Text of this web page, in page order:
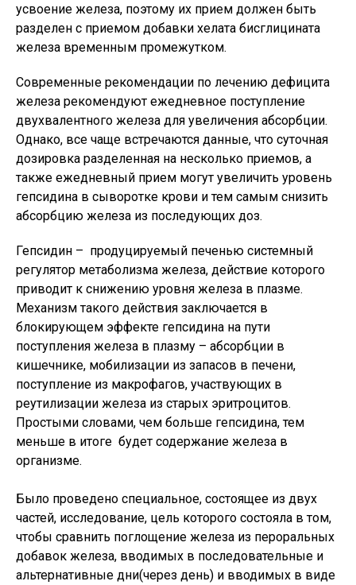
усвоение железа, поэтому их прием должен быть
разделен с приемом добавки хелата бисглицината
железа временным промежутком.
Современные рекомендации по лечению дефицита
железа рекомендуют ежедневное поступление
двухвалентного железа для увеличения абсорбции.
Однако, все чаще встречаются данные, что суточная
дозировка разделенная на несколько приемов, а
также ежедневный прием могут увеличить уровень
гепсидина в сыворотке крови и тем самым снизить
абсорбцию железа из последующих доз.
Гепсидин – продуцируемый печенью системный
регулятор метаболизма железа, действие которого
приводит к снижению уровня железа в плазме.
Механизм такого действия заключается в
блокирующем эффекте гепсидина на пути
поступления железа в плазму – абсорбции в
кишечнике, мобилизации из запасов в печени,
поступление из макрофагов, участвующих в
реутилизации железа из старых эритроцитов.
Простыми словами, чем больше гепсидина, тем
меньше в итоге будет содержание железа в
организме.
Было проведено специальное, состоящее из двух
частей, исследование, цель которого состояла в том,
чтобы сравнить поглощение железа из пероральных
добавок железа, вводимых в последовательные и
альтернативные дни(через день) и вводимых в виде